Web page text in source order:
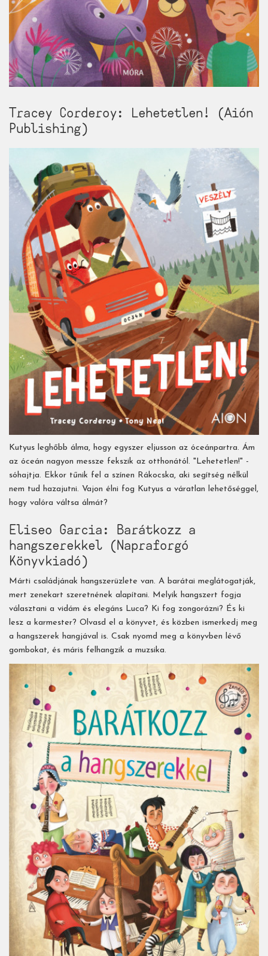
Tracey Corderoy: Lehetetlen! (Aión
Publishing)
Kutyus leghőbb álma, hogy egyszer eljusson az óceánpartra. Ám
az óceán nagyon messze fekszik az otthonától. "Lehetetlen!" -
sóhajtja. Ekkor tűnik fel a színen Rákocska, aki segítség nélkül
nem tud hazajutni. Vajon élni fog Kutyus a váratlan lehetőséggel,
hogy valóra váltsa álmát?
Eliseo Garcia: Barátkozz a
hangszerekkel (Napraforgó
Könyvkiadó)
Márti családjának hangszerüzlete van. A barátai meglátogatják,
mert zenekart szeretnének alapítani. Melyik hangszert fogja
választani a vidám és elegáns Luca? Ki fog zongorázni? És ki
lesz a karmester? Olvasd el a könyvet, és közben ismerkedj meg
a hangszerek hangjával is. Csak nyomd meg a könyvben lévő
gombokat, és máris felhangzik a muzsika.